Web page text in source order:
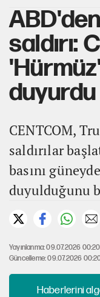
saldırı:
duyurdu
CENTCOM,
saldırılar
basını
duyulduğunu
Yayınlanma: 09.07.2026 00:20
Güncelleme: 09.07.2026
Haberlerini